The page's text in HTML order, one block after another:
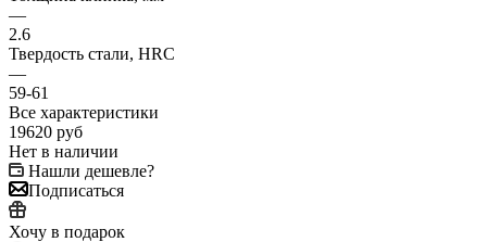
—
2.6
Твердость стали, HRC
—
59-61
Все характеристики
19620 руб
Нет в наличии
Нашли дешевле?
Подписаться
Хочу в подарок